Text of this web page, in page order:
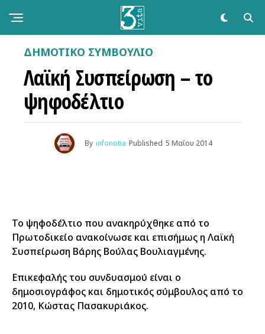
ΔΗΜΟΤΙΚΌ ΣΥΜΒΟΎΛΙΟ
Λαϊκή Συσπείρωση – το
ψηφοδέλτιο
By infonotia Published 5 Μαΐου 2014
Το ψηφοδέλτιο που ανακηρύχθηκε από το
Πρωτοδικείο ανακοίνωσε και επισήμως η Λαϊκή
Συσπείρωση Βάρης Βούλας Βουλιαγμένης.
Επικεφαλής του συνδυασμού είναι ο
δημοσιογράφος και δημοτικός σύμβουλος από το
2010, Κώστας Πασακυριάκος.